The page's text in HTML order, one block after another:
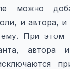
можно
и автора, и
При этом
автора и